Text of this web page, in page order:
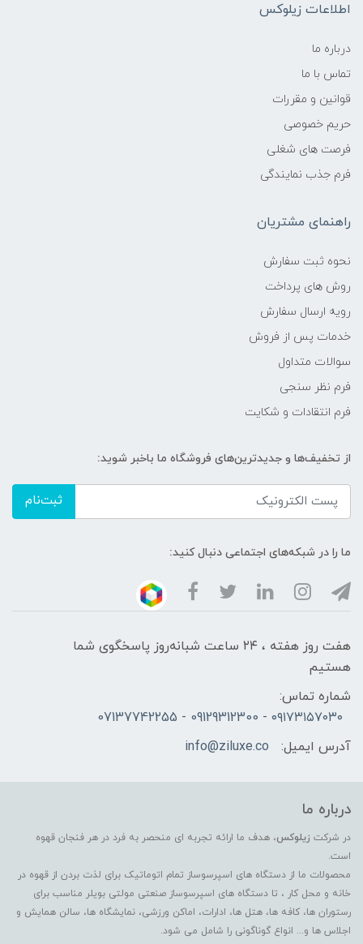
اطلاعات زیلوکس
درباره ما
تماس با ما
قوانین و مقررات
حریم خصوصی
فرصت های شغلی
فرم جذب نمایندگی
راهنمای مشتریان
نحوه ثبت سفارش
روش های پرداخت
رویه ارسال سفارش
خدمات پس از فروش
سوالات متداول
فرم نظر سنجی
فرم انتقادات و شکایت
از تخفیف‌ها و جدیدترین‌های فروشگاه ما باخبر شوید:
ثبت‌نام
ما را در شبکه‌های اجتماعی دنبال کنید:
هفت روز هفته ، ۲۴ ساعت شبانه‌روز پاسخگوی شما
هستیم
شماره تماس:
۰۹۱۷۳۱۵۷۰۳۰ - 09129312300 - 07137742255
آدرس ایمیل:
info@ziluxe.co
درباره ما
در شرکت زیلوکس، هدف ما ارائه تجربه ای منحصر به فرد در هر فنجان قهوه
است.
محصولات ما از دستگاه های اسپرسوساز تمام اتوماتیک برای لذت بردن از قهوه در
خانه و محل کار ، تا دستگاه های اسپرسوساز صنعتی مولتی بویلر مناسب برای
رستوران ها، کافه ها، هتل ها، ادارات، اماکن ورزشی، نمایشگاه ها، سالن همایش و
اجلاس ها و... انواع گوناگونی را شامل می شود.